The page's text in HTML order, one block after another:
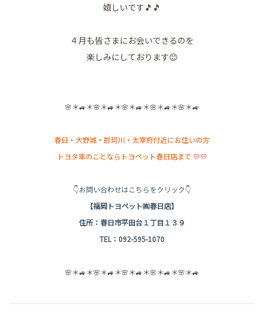
嬉しいです🎵🎵
４月も皆さまにお会いできるのを
楽しみにしております😊
🌸＊🚙＊🌸＊🚙＊🌸＊🚙＊🌸＊🚙＊🌸＊🚙
春日・大野城・那珂川・太宰府付近にお住いの方
トヨタ車のことならトヨペット春日店まで 💛💛
👇お問い合わせはこちらをクリック👇
【福岡トヨペット㈱春日店】
住所：春日市平田台１丁目１３９
TEL：092-595-1070
🌸＊🚙＊🌸＊🚙＊🌸＊🚙＊🌸＊🚙＊🌸＊🚙